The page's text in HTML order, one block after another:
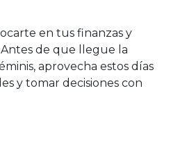
en tus finanzas y
de que llegue la
aprovecha estos días
y tomar decisiones con